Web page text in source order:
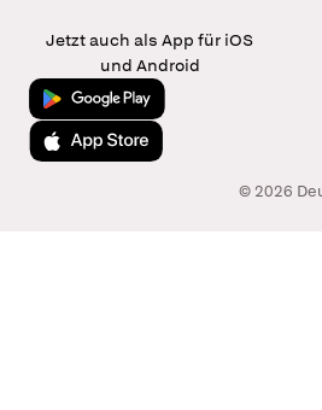
Jetzt auch als App für iOS
und Android
Jetzt bei Google Play
Laden im App Store
© 2026